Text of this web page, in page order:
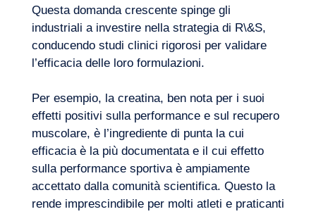
Questa domanda crescente spinge gli
industriali a investire nella strategia di R\&S,
conducendo studi clinici rigorosi per validare
l’efficacia delle loro formulazioni.
Per esempio, la creatina, ben nota per i suoi
effetti positivi sulla performance e sul recupero
muscolare, è l’ingrediente di punta la cui
efficacia è la più documentata e il cui effetto
sulla performance sportiva è ampiamente
accettato dalla comunità scientifica. Questo la
rende imprescindibile per molti atleti e praticanti